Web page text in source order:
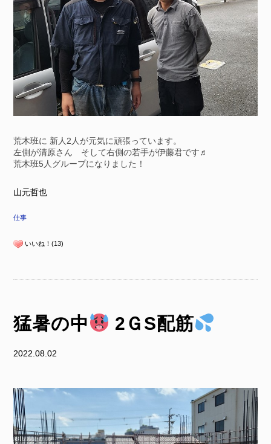
荒木班に 新人2人が元気に頑張っています。
左側が清原さん そして右側の若手が伊藤君です♬
荒木班5人グループになりました！
山元哲也
仕事
いいね！(13)
猛暑の中 2ＧS配筋
2022.08.02